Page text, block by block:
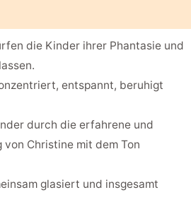
die Kinder ihrer Phantasie und
entspannt, beruhigt
durch die erfahrene und
Christine mit dem Ton
glasiert und insgesamt